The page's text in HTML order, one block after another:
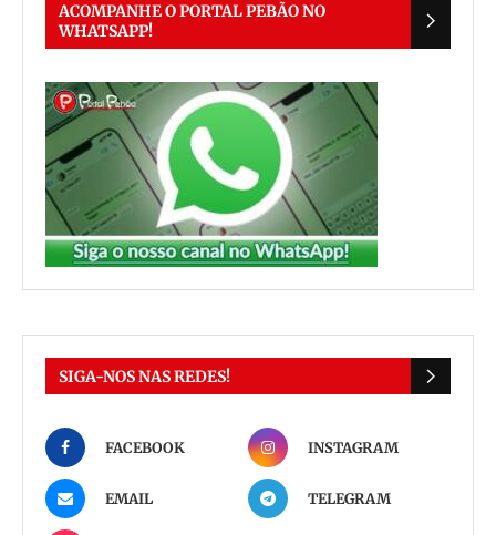
ACOMPANHE O PORTAL PEBÃO NO
WHATSAPP!
SIGA-NOS NAS REDES!
FACEBOOK INSTAGRAM
EMAIL TELEGRAM